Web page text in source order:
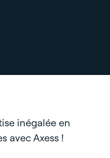
inégalée en
avec Axess !